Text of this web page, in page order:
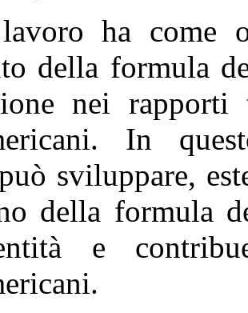
lavoro ha come
della formula
nei
In
sviluppare,
della formula
e